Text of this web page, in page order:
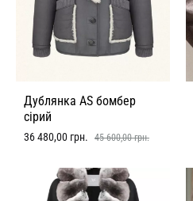
Дублянка AS бомбер
сірий
36 480,00 грн. 45 600,00грн.